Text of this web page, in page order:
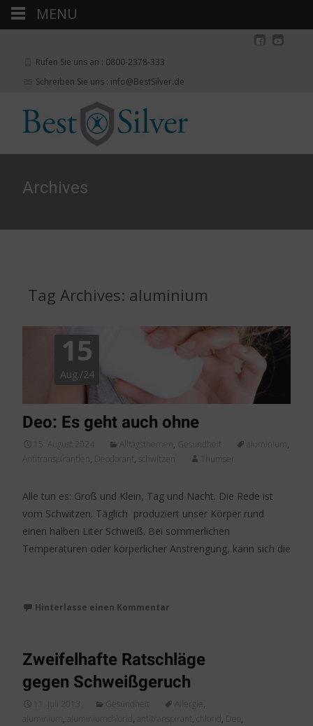
Rufen Sie uns an : 0800-2378-333
Schreiben Sie uns : info@BestSilver.de
Archives
Tag Archives: aluminium
15
Aug./24
Deo: Es geht auch ohne
15. August 2024 Alltagsthemen , Gesundheit aluminium ,
Antitranspirantien , Deodorant, schwitzen Thumser
Alle tun es: Groß und Klein, Tag und Nacht. Die Rede ist
vom Schwitzen. Täglich produziert unser Körper rund
einen halben Liter Schweiß. Bei sommerlichen
Temperaturen oder körperlicher Anstrengung, kann sich die
Hinterlasse einen Kommentar
Zweifelhafte Ratschläge
gegen Schweißgeruch
11. Juli 2013 Gesundheit Allergie ,
aluminium , aluminiumchlorid , antitranspirant, ,
,
MENU